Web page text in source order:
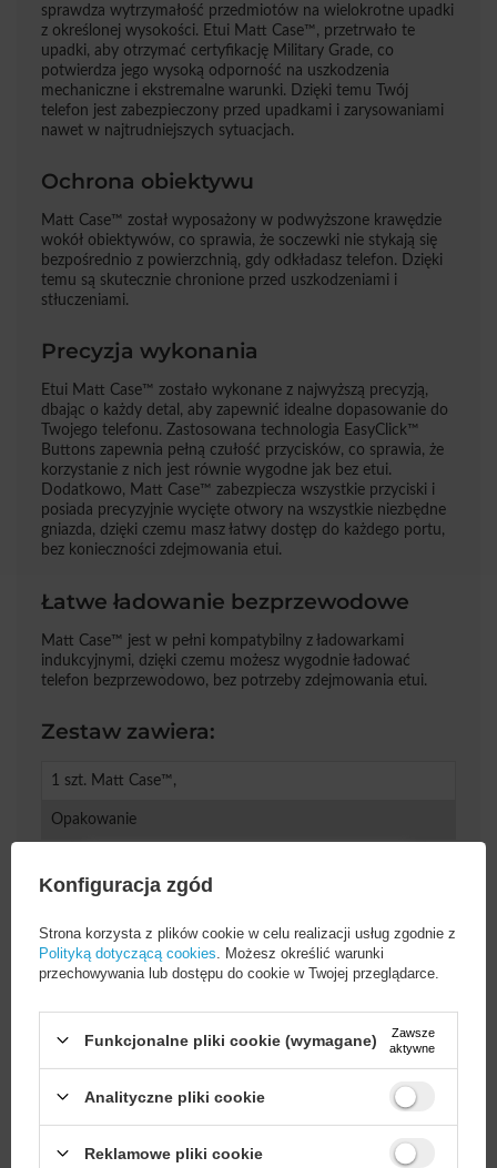
sprawdza wytrzymałość przedmiotów na wielokrotne upadki
z określonej wysokości. Etui Matt Case™, przetrwało te
upadki, aby otrzymać certyfikację Military Grade, co
potwierdza jego wysoką odporność na uszkodzenia
mechaniczne i ekstremalne warunki. Dzięki temu Twój
telefon jest zabezpieczony przed upadkami i zarysowaniami
nawet w najtrudniejszych sytuacjach.
Ochrona obiektywu
Matt Case™ został wyposażony w podwyższone krawędzie
wokół obiektywów, co sprawia, że soczewki nie stykają się
bezpośrednio z powierzchnią, gdy odkładasz telefon. Dzięki
temu są skutecznie chronione przed uszkodzeniami i
stłuczeniami.
Precyzja wykonania
Etui Matt Case™ zostało wykonane z najwyższą precyzją,
dbając o każdy detal, aby zapewnić idealne dopasowanie do
Twojego telefonu. Zastosowana technologia EasyClick™
Buttons zapewnia pełną czułość przycisków, co sprawia, że
korzystanie z nich jest równie wygodne jak bez etui.
Dodatkowo, Matt Case™ zabezpiecza wszystkie przyciski i
posiada precyzyjnie wycięte otwory na wszystkie niezbędne
gniazda, dzięki czemu masz łatwy dostęp do każdego portu,
bez konieczności zdejmowania etui.
Łatwe ładowanie bezprzewodowe
Matt Case™ jest w pełni kompatybilny z ładowarkami
indukcyjnymi, dzięki czemu możesz wygodnie ładować
telefon bezprzewodowo, bez potrzeby zdejmowania etui.
Zestaw zawiera:
1 szt. Matt Case™,
Opakowanie
Cena sugerowana 39,90 PLN / szt.
Marka 3mk Protection
za ten produkt na terenie
UE
3mk Protection sp. z
Wystarczy założyć konto
Konfiguracja zgód
Strona korzysta z plików cookie w celu realizacji usług zgodnie z
Polityką dotyczącą cookies . Możesz określić warunki
przechowywania lub dostępu do cookie w Twojej przeglądarce.
Funkcjonalne pliki cookie (wymagane)
Zawsze
aktywne
Analityczne pliki cookie
Reklamowe pliki cookie